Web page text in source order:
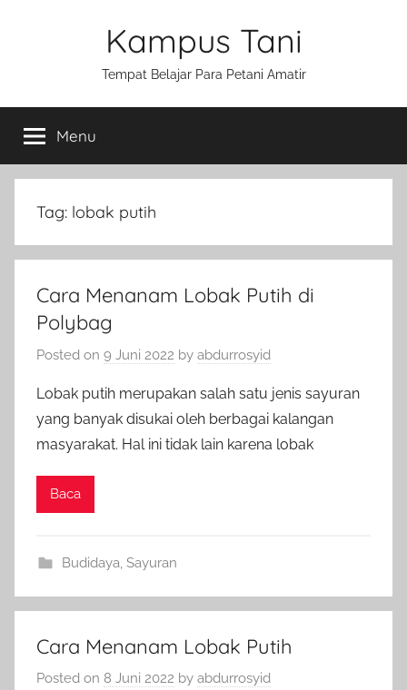
Kampus Tani
Tempat Belajar Para Petani Amatir
Menu
Tag: lobak putih
Cara Menanam Lobak Putih di
Polybag
Posted on 9 Juni 2022 by abdurrosyid
Lobak putih merupakan salah satu jenis sayuran
yang banyak disukai oleh berbagai kalangan
masyarakat. Hal ini tidak lain karena lobak
Baca
Budidaya Sayuran
Cara Menanam Lobak Putih
Posted on 8 Juni 2022 by abdurrosyid